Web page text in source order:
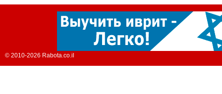
© 2010-2026 Rabota.co.il